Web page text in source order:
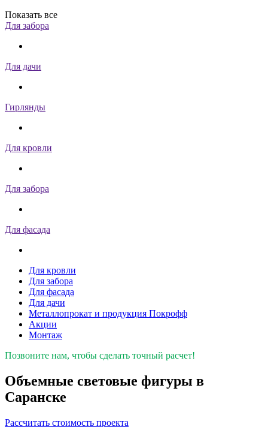
Показать все
Для забора
Для дачи
Гирлянды
Для кровли
Для забора
Для фасада
Для кровли
Для забора
Для фасада
Для дачи
Металлопрокат и продукция Покрофф
Акции
Монтаж
Позвоните нам, чтобы сделать точный расчет!
Объемные световые фигуры в
Саранске
Рассчитать стоимость проекта